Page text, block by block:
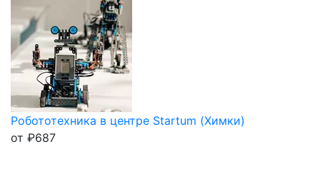
Робототехника в центре Startum (Химки)
от ₽687